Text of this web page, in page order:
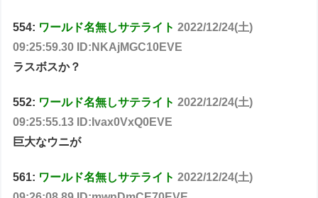
554: ワールド名無しサテライト 2022/12/24(土)
09:25:59.30 ID:NKAjMGC10EVE
ラスボスか？
552: ワールド名無しサテライト 2022/12/24(土)
09:25:55.13 ID:Ivax0VxQ0EVE
巨大なウニが
561: ワールド名無しサテライト 2022/12/24(土)